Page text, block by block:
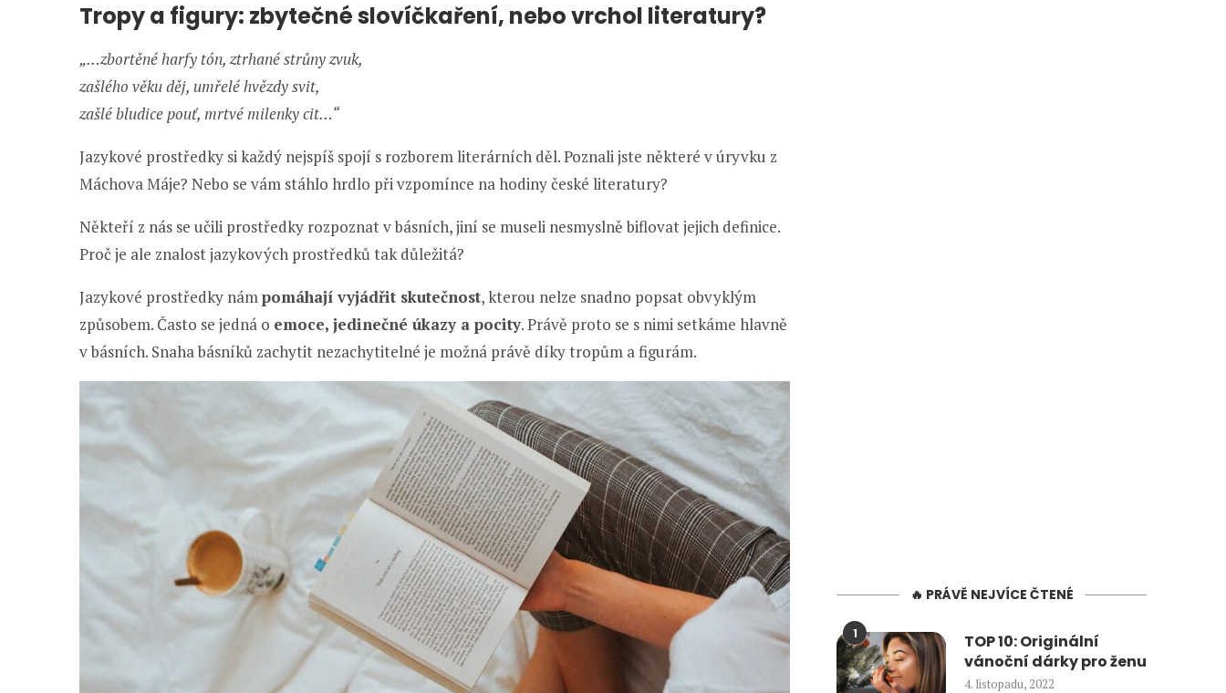
Tropy a figury: zbytečné slovíčkaření, nebo vrchol literatury?
„…zbortěné harfy tón, ztrhané strůny zvuk,
zašlého věku děj, umřelé hvězdy svit,
zašlé bludice pouť, mrtvé milenky cit…“
Jazykové prostředky si každý nejspíš spojí s rozborem literárních děl. Poznali jste některé v úryvku z
Máchova Máje? Nebo se vám stáhlo hrdlo při vzpomínce na hodiny české literatury?
Někteří z nás se učili prostředky rozpoznat v básních, jiní se museli nesmyslně biflovat jejich definice.
Proč je ale znalost jazykových prostředků tak důležitá?
Jazykové prostředky námpomáhají vyjádřit skutečnost, kterou nelze snadno popsat obvyklým
způsobem. Často se jedná o emoce, jedinečné úkazy a pocity. Právě proto se s nimi setkáme hlavně
v básních. Snaha básníků zachytit nezachytitelné je možná právě díky tropům a figurám.
🔥 PRÁVĚ NEJVÍCE ČTENÉ
1
TOP 10: Originální
vánoční dárky pro ženu
4. listopadu, 2022